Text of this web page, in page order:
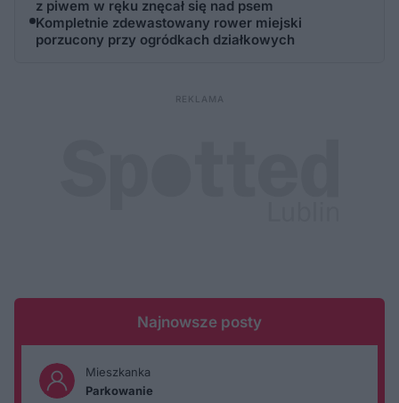
z piwem w ręku znęcał się nad psem
Kompletnie zdewastowany rower miejski
porzucony przy ogródkach działkowych
Najnowsze posty
Mieszkanka
Parkowanie